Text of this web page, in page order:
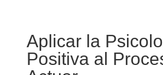
Aplicar la
Positiva al